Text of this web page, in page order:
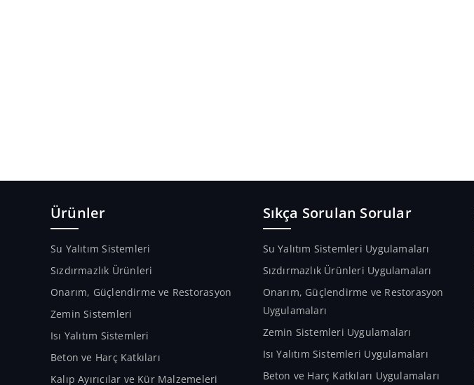
Ürünler
Su Yalıtım Sistemleri
Sızdırmazlık Ürünleri
Onarım, Güçlendirme ve Restorasyon
Zemin Sistemleri
Isı Yalıtım Sistemleri
Beton ve Harç Katkıları
Kalıp Ayırıcılar ve Kür Malzemeleri
Sıkça Sorulan Sorular
Su Yalıtım Sistemleri Uygulamaları
Sızdırmazlık Ürünleri Uygulamaları
Onarım, Güçlendirme ve Restorasyon
Uygulamaları
Zemin Sistemleri Uygulamaları
Isı Yalıtım Sistemleri Uygulamaları
Beton ve Harç Katkıları Uygulamaları